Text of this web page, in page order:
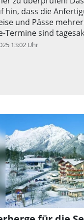
am besten
hin, dass die
und Pässe
Termine sind
13:02 Uhr